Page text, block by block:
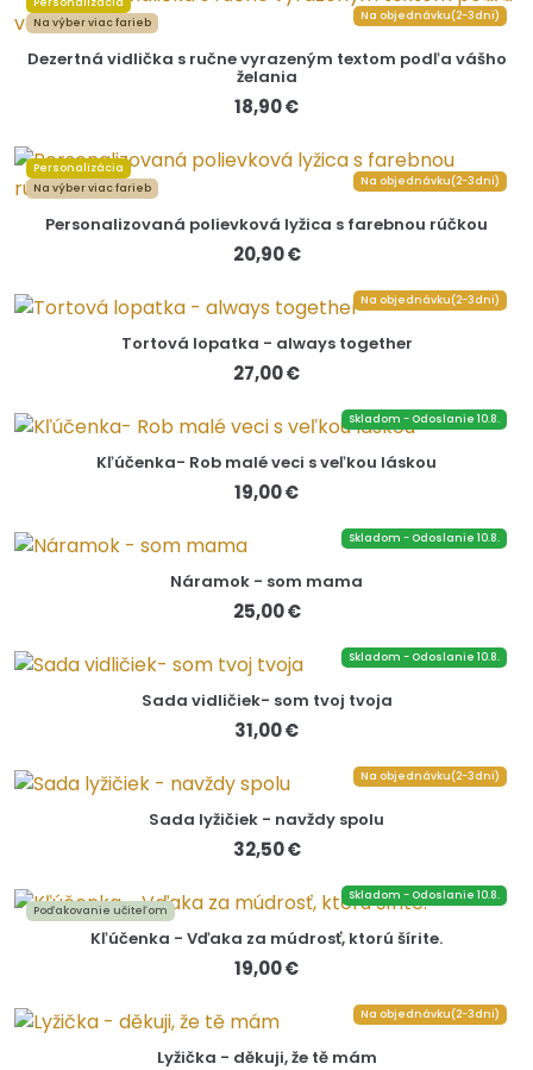
Na výber viac farieb
Na objednávku(2-3dni)
Dezertná vidlička s ručne vyrazeným textom podľa vášho
želania
18,90 €
Personalizácia
Na výber viac farieb
Na objednávku(2-3dni)
Personalizovaná polievková lyžica s farebnou rúčkou
20,90 €
Na objednávku(2-3dni)
Tortová lopatka - always together
27,00 €
Skladom - Odoslanie 10.8.
Kľúčenka- Rob malé veci s veľkou láskou
19,00 €
Skladom - Odoslanie 10.8.
Náramok - som mama
25,00 €
Skladom - Odoslanie 10.8.
Sada vidličiek- som tvoj tvoja
31,00 €
Na objednávku(2-3dni)
Sada lyžičiek - navždy spolu
32,50 €
Poďakovanie učiteľom
Skladom - Odoslanie 10.8.
Kľúčenka - Vďaka za múdrosť, ktorú šírite.
19,00 €
Na objednávku(2-3dni)
Lyžička - děkuji, že tě mám